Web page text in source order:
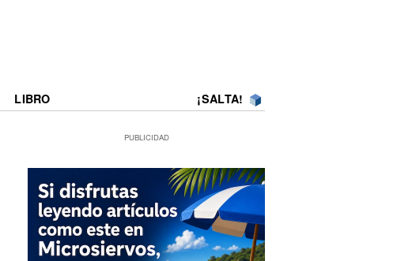
LIBRO ¡SALTA!
PUBLICIDAD